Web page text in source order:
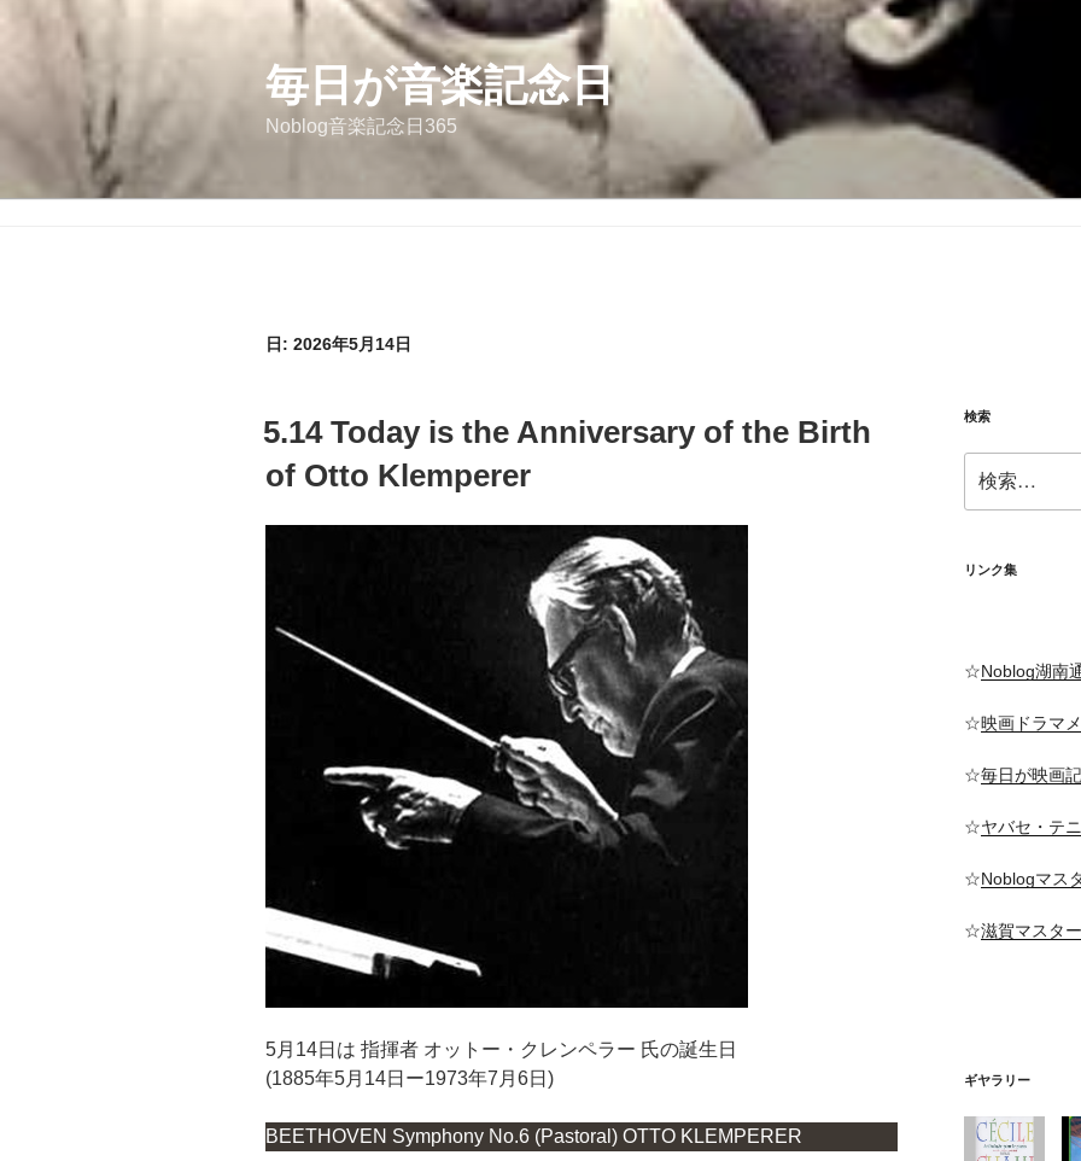
毎日が音楽記念日
Noblog音楽記念日365
日: 2026年5月14日
稿
5.14 Today is the Anniversary of the Birth
of Otto Klemperer
5月14日は 指揮者 オットー・クレンペラー 氏の誕生日
(1885年5月14日ー1973年7月6日)
BEETHOVEN Symphony No.6 (Pastoral) OTTO KLEMPERER
検索
索:
リンク集
☆Noblog湖南
☆映画ドラマ
☆毎日が映画
☆ヤバセ・テ
☆Noblogマス
☆滋賀マスタ
ギヤラリー